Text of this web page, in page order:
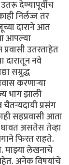
देण्यापूर्वीच
निर्लज्ज तर
दाराने आत
आपल्या
उतरताहेत
दारातून नवे
सम्रुद्ध
करणाऱ्या
भाग झाली
प्रसंग
सहप्रवासी आता
असतेस तेव्हा
फिरत राहते.
माझ्या लेखनाचे
अनेक विषयांचे